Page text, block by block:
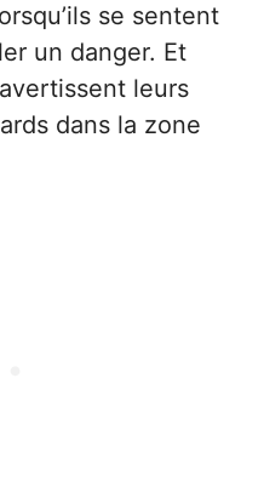
se sentent
un danger. Et
leurs
dans la zone